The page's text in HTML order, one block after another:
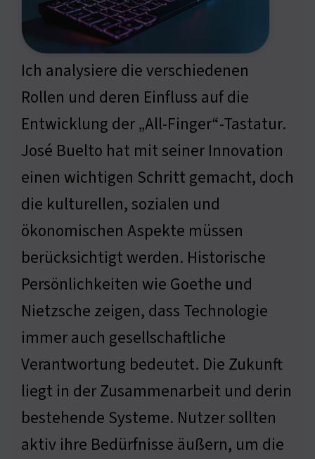
Ich analysiere die verschiedenen
Rollen und deren Einfluss auf die
Entwicklung der „All-Finger“-Tastatur.
José Buelto hat mit seiner Innovation
einen wichtigen Schritt gemacht, doch
die kulturellen, sozialen und
ökonomischen Aspekte müssen
berücksichtigt werden. Historische
Persönlichkeiten wie Goethe und
Nietzsche zeigen, dass Technologie
immer auch gesellschaftliche
Verantwortung bedeutet. Die Zukunft
liegt in der Zusammenarbeit und derin
bestehende Systeme. Nutzer sollten
aktiv ihre Bedürfnisse äußern, um die